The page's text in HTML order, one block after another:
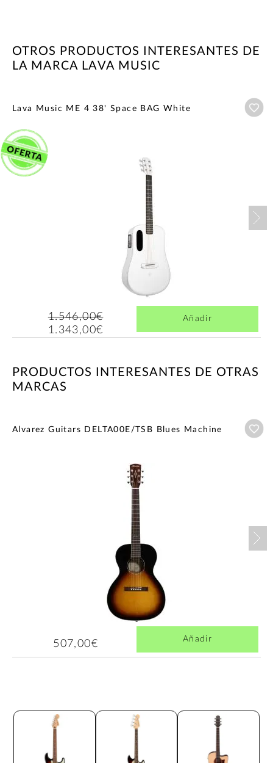
OTROS PRODUCTOS INTERESANTES DE
LA MARCA LAVA MUSIC
Lava Music ME 4 38' Space BAG White
1.546,00€
1.343,00€
Añadir
PRODUCTOS INTERESANTES DE OTRAS
MARCAS
Alvarez Guitars DELTA00E/TSB Blues Machine
507,00€ Añadir